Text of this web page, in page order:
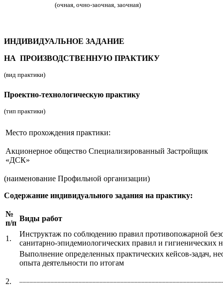
(очная, очно-заочная, заочная)
ИНДИВИДУАЛЬНОЕ ЗАДАНИЕ
НА ПРОИЗВОДСТВЕННУЮ ПРАКТИКУ
(вид практики)
Проектно-технологическую практику
(тип практики)
Место прохождения практики:
Акционерное общество Специализированный Застройщик
«ДСК»
(наименование Профильной организации)
Содержание индивидуального задания на практику:
№
п/п
Виды работ
1.
Инструктаж по соблюдению правил противопожарной
санитарно-эпидемиологических правил и гигиенических
2.
Выполнение определенных практических кейсов-задач,
опыта деятельности по итогам